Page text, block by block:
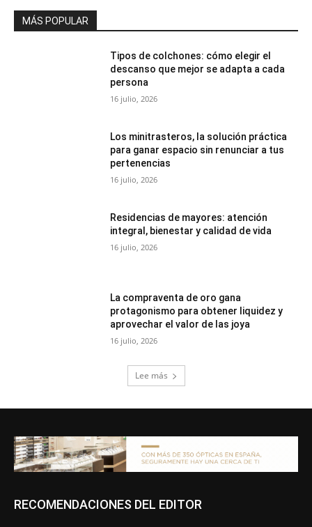
MÁS POPULAR
Tipos de colchones: cómo elegir el
descanso que mejor se adapta a cada
persona
16 julio, 2026
Los minitrasteros, la solución práctica
para ganar espacio sin renunciar a tus
pertenencias
16 julio, 2026
Residencias de mayores: atención
integral, bienestar y calidad de vida
16 julio, 2026
La compraventa de oro gana
protagonismo para obtener liquidez y
aprovechar el valor de las joya
16 julio, 2026
Lee más
RECOMENDACIONES DEL EDITOR